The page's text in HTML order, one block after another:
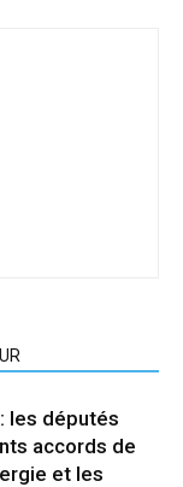
les députés
accords de
et les